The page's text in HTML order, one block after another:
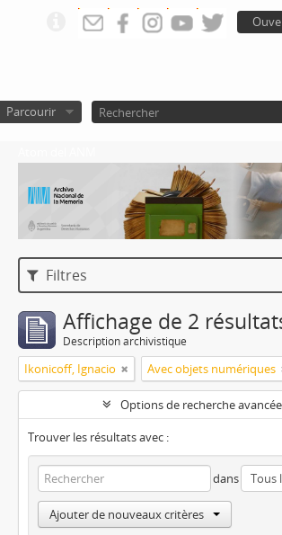
Parcourir
Filtres
Affichage de 2
Description archivistique
Ikonicoff, Ignacio Avec objets numériques
Options de recherche avancée
Trouver les résultats avec :
dans
Ajouter de nouveaux critères